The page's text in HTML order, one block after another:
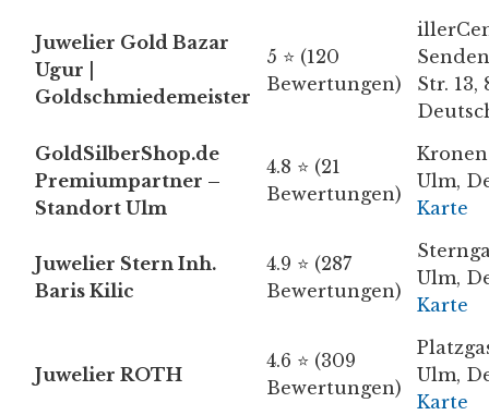
Juwelier Gold Bazar
Ugur |
Goldschmiedemeister
5 ⭐ (120
Bewertungen)
Str. 13,
GoldSilberShop.de
Premiumpartner –
Standort Ulm
4.8 ⭐ (21
Bewertungen)
Ulm,
Karte
Juwelier Stern Inh.
Baris Kilic
4.9 ⭐ (287
Bewertungen)
Ulm,
Karte
Juwelier ROTH
4.6 ⭐ (309
Bewertungen)
Ulm,
Karte